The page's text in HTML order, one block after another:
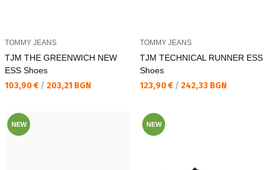
TOMMY JEANS
TJM THE GREENWICH NEW
ESS Shoes
Текуща цена:
103,90 € / 203,21 BGN
TOMMY JEANS
TJM TECHNICAL RUNNER ESS
Shoes
Текуща цена:
123,90 € / 242,33 BGN
NEW NEW